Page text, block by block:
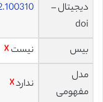
دیجیتال –
doi
بیس نیست☓
مدل
مفهومی
ندارد☓